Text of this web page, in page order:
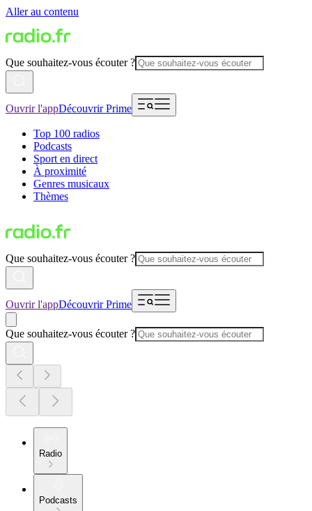
Aller au contenu
Que souhaitez-vous écouter ?
Ouvrir l'appDécouvrir Prime
Top 100 radios
Podcasts
Sport en direct
À proximité
Genres musicaux
Thèmes
Que souhaitez-vous écouter ?
Ouvrir l'appDécouvrir Prime
Que souhaitez-vous écouter ?
Radio
Podcasts